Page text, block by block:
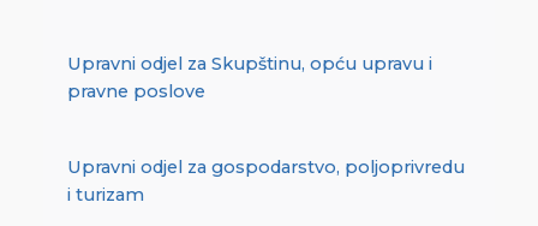
Upravni odjel za Skupštinu, opću upravu i
pravne poslove
Upravni odjel za gospodarstvo, poljoprivredu
i turizam